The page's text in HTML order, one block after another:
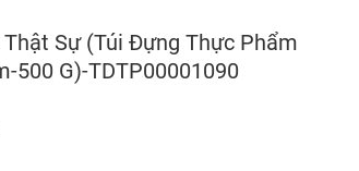
Sự (Túi Đựng Thực Phẩm
500 G)-TDTP00001090